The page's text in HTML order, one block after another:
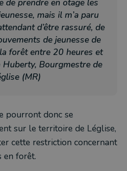
de prendre en otage les
mais il m’a paru
d’être rassuré, de
de jeunesse de
forêt entre 20 heures et
Huberty, Bourgmestre de
(MR)
pourront donc se
sur le territoire de Léglise,
cette restriction concernant
en forêt.